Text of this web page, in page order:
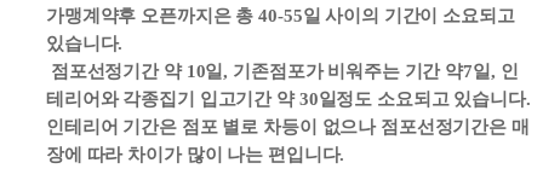
가맹계약후 오픈까지은 총 40-55일 사이의 기간이 소요되고
있습니다.
점포선정기간 약 10일, 기존점포가 비워주는 기간 약7일, 인
테리어와 각종집기 입고기간 약 30일정도 소요되고 있습니다.
인테리어 기간은 점포 별로 차등이 없으나 점포선정기간은 매
장에 따라 차이가 많이 나는 편입니다.